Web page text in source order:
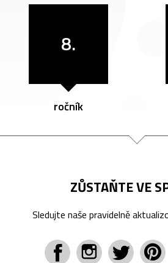
8.
ročník
ZŮSTAŇTE VE
Sledujte naše pravidelně